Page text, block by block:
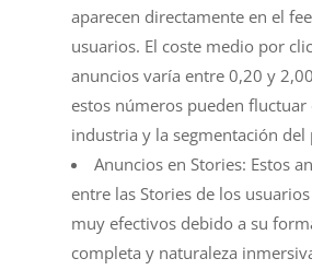
aparecen directamente en el
usuarios. El coste medio por
anuncios varía entre 0,20 y
estos números pueden fluctuar
industria y la segmentación del
Anuncios en Stories: Estos
entre las Stories de los
muy efectivos debido a su
completa y naturaleza